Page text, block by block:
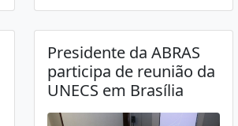
Presidente da ABRAS
participa de reunião da
UNECS em Brasília